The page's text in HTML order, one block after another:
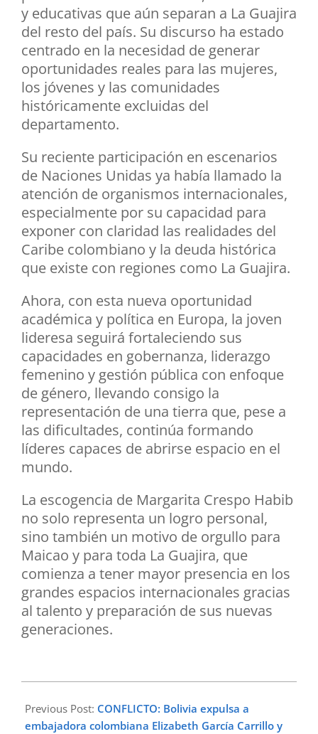
y educativas que aún separan a La Guajira
del resto del país. Su discurso ha estado
centrado en la necesidad de generar
oportunidades reales para las mujeres,
los jóvenes y las comunidades
históricamente excluidas del
departamento.
Su reciente participación en escenarios
de Naciones Unidas ya había llamado la
atención de organismos internacionales,
especialmente por su capacidad para
exponer con claridad las realidades del
Caribe colombiano y la deuda histórica
que existe con regiones como La Guajira.
Ahora, con esta nueva oportunidad
académica y política en Europa, la joven
lideresa seguirá fortaleciendo sus
capacidades en gobernanza, liderazgo
femenino y gestión pública con enfoque
de género, llevando consigo la
representación de una tierra que, pese a
las dificultades, continúa formando
líderes capaces de abrirse espacio en el
mundo.
La escogencia de Margarita Crespo Habib
no solo representa un logro personal,
sino también un motivo de orgullo para
Maicao y para toda La Guajira, que
comienza a tener mayor presencia en los
grandes espacios internacionales gracias
al talento y preparación de sus nuevas
generaciones.
05-
20
Previous Post: CONFLICTO: Bolivia expulsa a
embajadora colombiana Elizabeth García Carrillo y